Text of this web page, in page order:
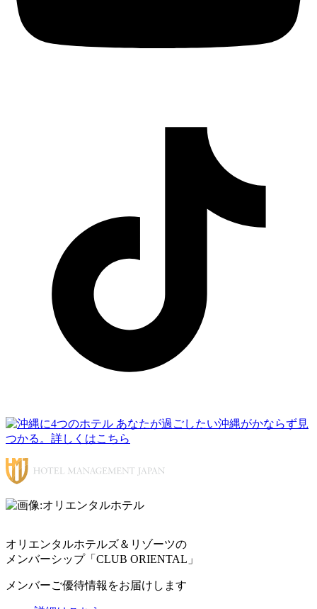
オリエンタルホテルズ＆リゾーツの
メンバーシップ「CLUB ORIENTAL」
メンバーご優待情報をお届けします